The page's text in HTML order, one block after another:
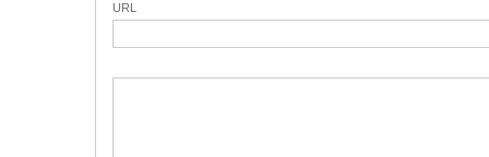
URL